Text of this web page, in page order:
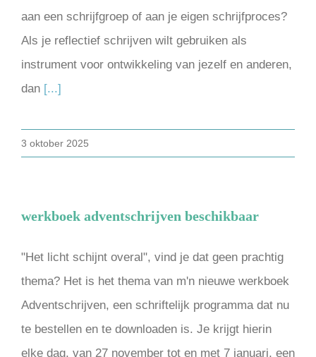
aan een schrijfgroep of aan je eigen schrijfproces?
Als je reflectief schrijven wilt gebruiken als
instrument voor ontwikkeling van jezelf en anderen,
dan [...]
3 oktober 2025
werkboek adventschrijven beschikbaar
"Het licht schijnt overal", vind je dat geen prachtig
thema? Het is het thema van m'n nieuwe werkboek
Adventschrijven, een schriftelijk programma dat nu
te bestellen en te downloaden is. Je krijgt hierin
elke dag, van 27 november tot en met 7 januari, een